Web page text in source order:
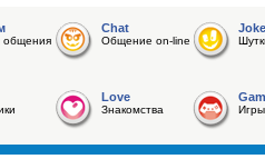
общения
Chat
Общение on-line
Joke
Love
Знакомства Игры